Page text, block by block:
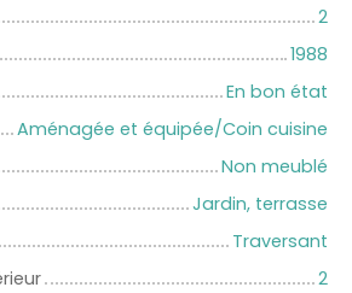
2
1988
En bon état
Aménagée et équipée/Coin cuisine
Non meublé
Jardin, terrasse
Traversant
2